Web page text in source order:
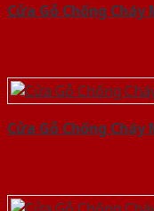
Cửa Gỗ Chống Cháy
Cửa Gỗ Chống Cháy